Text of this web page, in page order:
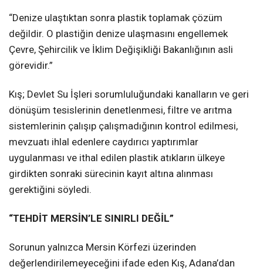
“Denize ulaştıktan sonra plastik toplamak çözüm
değildir. O plastiğin denize ulaşmasını engellemek
Çevre, Şehircilik ve İklim Değişikliği Bakanlığının asli
görevidir.”
Kış; Devlet Su İşleri sorumluluğundaki kanalların ve geri
dönüşüm tesislerinin denetlenmesi, filtre ve arıtma
sistemlerinin çalışıp çalışmadığının kontrol edilmesi,
mevzuatı ihlal edenlere caydırıcı yaptırımlar
uygulanması ve ithal edilen plastik atıkların ülkeye
girdikten sonraki sürecinin kayıt altına alınması
gerektiğini söyledi.
“TEHDİT MERSİN’LE SINIRLI DEĞİL”
Sorunun yalnızca Mersin Körfezi üzerinden
değerlendirilemeyeceğini ifade eden Kış, Adana’dan